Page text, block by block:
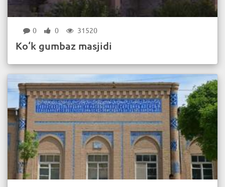
0 0 31520
Ko‘k gumbaz masjidi